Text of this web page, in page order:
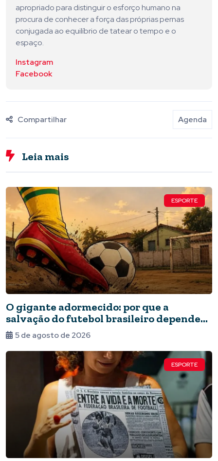
apropriado para distinguir o esforço humano na
procura de conhecer a força das próprias pernas
conjugada ao equilíbrio de tatear o tempo e o
espaço.
Instagram
Facebook
Compartilhar Agenda
Leia mais
ESPORTE
O gigante adormecido: por que a
salvação do futebol brasileiro depende
do Estado e da periferia
5 de agosto de 2026
ESPORTE